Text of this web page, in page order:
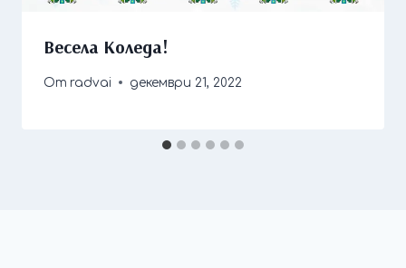
Весела Коледа!
От radvai декември 21, 2022